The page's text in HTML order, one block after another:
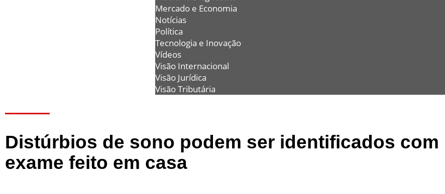
Mercado e Economia
Notícias
Política
Tecnologia e Inovação
Vídeos
Visão Internacional
Visão Jurídica
Visão Tributária
Distúrbios de sono podem ser identificados com
exame feito em casa